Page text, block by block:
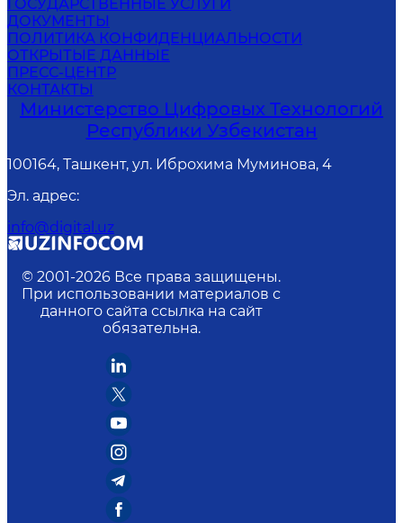
ГОСУДАРСТВЕННЫЕ УСЛУГИ
ДОКУМЕНТЫ
ПОЛИТИКА КОНФИДЕНЦИАЛЬНОСТИ
ОТКРЫТЫЕ ДАННЫЕ
ПРЕСС-ЦЕНТР
КОНТАКТЫ
Министерство Цифровых Технологий
Республики Узбекистан
100164, Ташкент, ул. Иброхима Муминова, 4
Эл. адрес:
info@digital.uz
© 2001-2026 Все права защищены.
При использовании материалов с
данного сайта ссылка на сайт
обязательна.